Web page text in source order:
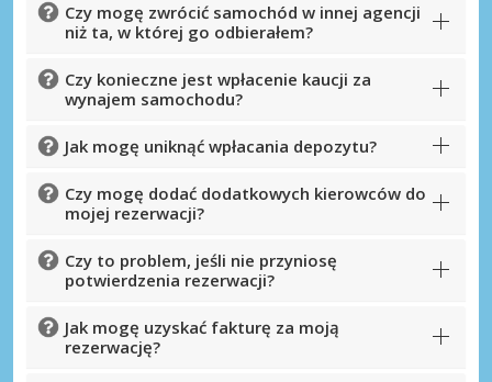
Czy mogę zwrócić samochód w innej agencji
niż ta, w której go odbierałem?
Czy konieczne jest wpłacenie kaucji za
wynajem samochodu?
Jak mogę uniknąć wpłacania depozytu?
Czy mogę dodać dodatkowych kierowców do
mojej rezerwacji?
Czy to problem, jeśli nie przyniosę
potwierdzenia rezerwacji?
Jak mogę uzyskać fakturę za moją
rezerwację?